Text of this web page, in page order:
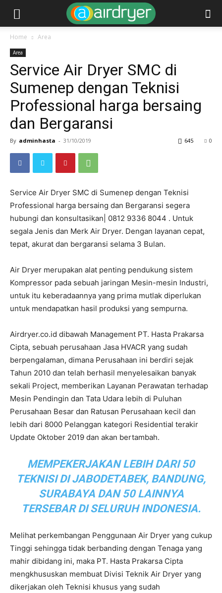
Home Area
Area
Service Air Dryer SMC di
Sumenep dengan Teknisi
Professional harga bersaing
dan Bergaransi
By adminhasta - 31/10/2019 0
645
Service Air Dryer SMC di Sumenep dengan Teknisi
Professional harga bersaing dan Bergaransi segera
hubungi dan konsultasikan| 0812 9336 8044 . Untuk
segala Jenis dan Merk Air Dryer. Dengan layanan cepat,
tepat, akurat dan bergaransi selama 3 Bulan.
Air Dryer merupakan alat penting pendukung sistem
Kompressor pada sebuah jaringan Mesin-mesin Industri,
untuk itu keberadaannya yang prima mutlak diperlukan
untuk mendapatkan hasil produksi yang sempurna.
Airdryer.co.id dibawah Management PT. Hasta Prakarsa
Cipta, sebuah perusahaan Jasa HVACR yang sudah
berpengalaman, dimana Perusahaan ini berdiri sejak
Tahun 2010 dan telah berhasil menyelesaikan banyak
sekali Project, memberikan Layanan Perawatan terhadap
Mesin Pendingin dan Tata Udara lebih di Puluhan
Perusahaan Besar dan Ratusan Perusahaan kecil dan
lebih dari 8000 Pelanggan kategori Residential terakir
Update Oktober 2019 dan akan bertambah.
MEMPEKERJAKAN LEBIH DARI 50
TEKNISI DI JABODETABEK, BANDUNG,
SURABAYA DAN 50 LAINNYA
TERSEBAR DI SELURUH INDONESIA.
Melihat perkembangan Penggunaan Air Dryer yang cukup
Tinggi sehingga tidak berbanding dengan Tenaga yang
mahir dibidang ini, maka PT. Hasta Prakarsa Cipta
mengkhususkan membuat Divisi Teknik Air Dryer yang
dikerjakan oleh Teknisi khusus yang sudah